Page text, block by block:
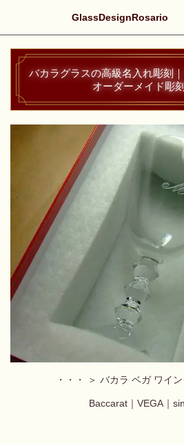
GlassDesignRosario
バカラグラスの高級名入れ彫刻
オーダーメイド彫
・・・ ＞ バカラ ベガ ワイ
Baccarat｜VEGA｜